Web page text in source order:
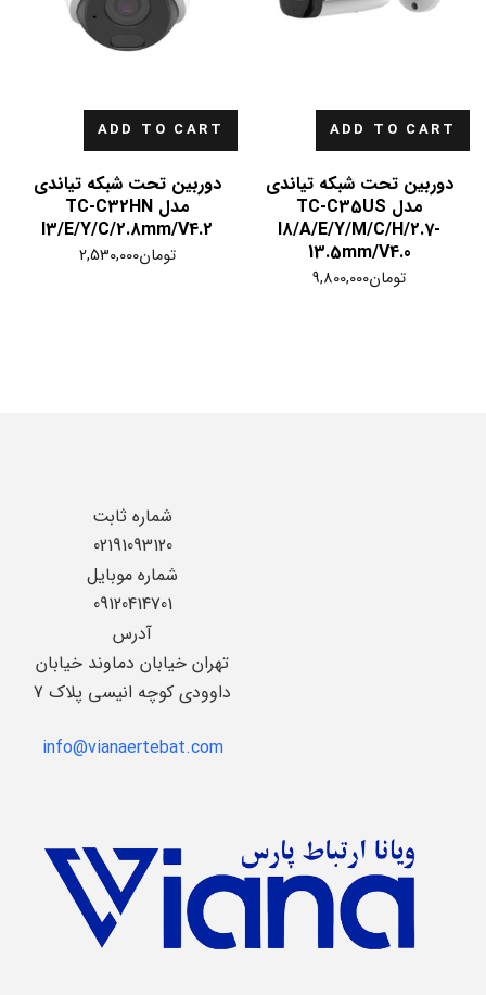
ADD TO CART
دوربین تحت شبکه تیاندی
مدل TC-C35US
I8/A/E/Y/M/C/H/2.7-
13.5mm/V4.0
تومان9,800,000
ADD TO CART
دوربین تحت شبکه تیاندی
مدل TC-C32HN
I3/E/Y/C/2.8mm/V4.2
تومان2,530,000
شماره ثابت
02191093120
شماره موبایل
09120414701
آدرس
تهران خیابان دماوند خیابان
داوودی کوچه انیسی پلاک 7
info@vianaertebat.com